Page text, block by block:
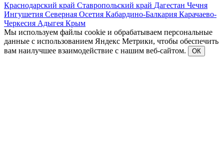
Краснодарский край Ставропольский край Дагестан Чечня
Ингушетия Северная Осетия Кабардино-Балкария Карачаево-
Черкесия Адыгея Крым
Мы используем файлы cookie и обрабатываем персональные
данные с использованием Яндекс Метрики, чтобы обеспечить
вам наилучшее взаимодействие с нашим веб-сайтом.
ОК